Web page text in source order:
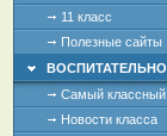
11 класс
Полезные сайты
Самый классный
Новости класса